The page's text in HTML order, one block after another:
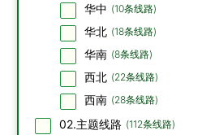
华中 (10条线路)
华北 (18条线路)
华南 (8条线路)
西北 (22条线路)
西南 (28条线路)
02.主题线路 (112条线路)